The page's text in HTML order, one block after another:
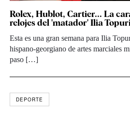
Rolex, Hublot, Cartier... La
relojes del 'matador' Ilia
Esta es una gran semana para Ilia
hispano-georgiano de artes marciales
paso […]
DEPORTE